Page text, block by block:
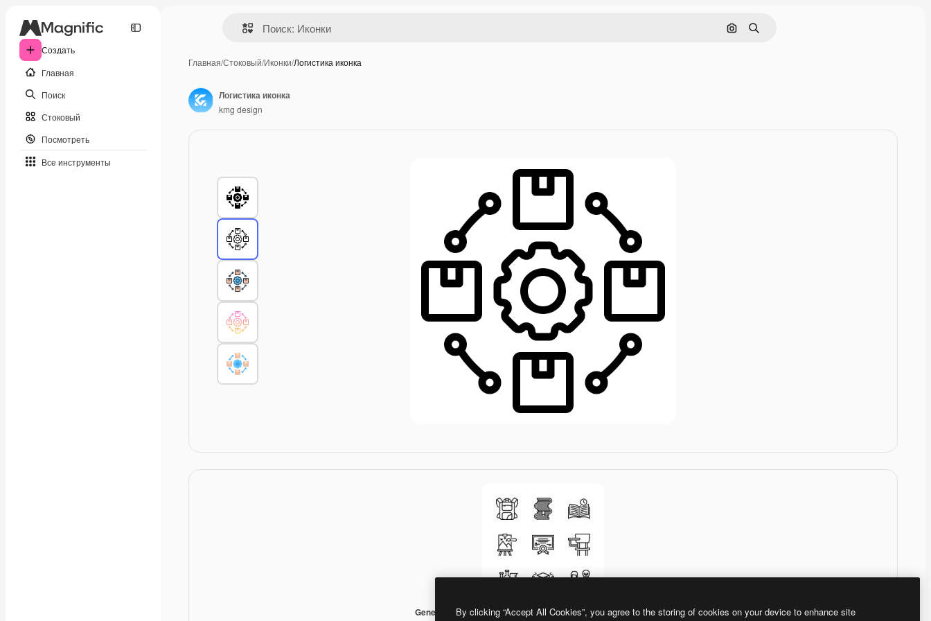
Создать
Главная
Поиск
Стоковый
Посмотреть
Все инструменты
Поиск по изображению
Поиск
Главная/Стоковый/Иконки/Логистика иконка
Generic black outline
Логистика иконка
kmg design
By clicking “Accept All Cookies”, you agree to the storing of cookies on your device to enhance site